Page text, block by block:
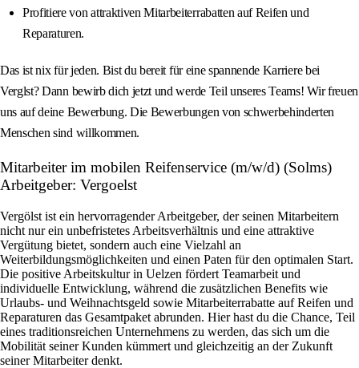
Profitiere von attraktiven Mitarbeiterrabatten auf Reifen und
Reparaturen.
Das ist nix für jeden. Bist du bereit für eine spannende Karriere bei
Verglst? Dann bewirb dich jetzt und werde Teil unseres Teams! Wir freuen
uns auf deine Bewerbung. Die Bewerbungen von schwerbehinderten
Menschen sind willkommen.
Mitarbeiter im mobilen Reifenservice (m/w/d) (Solms)
Arbeitgeber: Vergoelst
Vergölst ist ein hervorragender Arbeitgeber, der seinen Mitarbeitern
nicht nur ein unbefristetes Arbeitsverhältnis und eine attraktive
Vergütung bietet, sondern auch eine Vielzahl an
Weiterbildungsmöglichkeiten und einen Paten für den optimalen Start.
Die positive Arbeitskultur in Uelzen fördert Teamarbeit und
individuelle Entwicklung, während die zusätzlichen Benefits wie
Urlaubs- und Weihnachtsgeld sowie Mitarbeiterrabatte auf Reifen und
Reparaturen das Gesamtpaket abrunden. Hier hast du die Chance, Teil
eines traditionsreichen Unternehmens zu werden, das sich um die
Mobilität seiner Kunden kümmert und gleichzeitig an der Zukunft
seiner Mitarbeiter denkt.